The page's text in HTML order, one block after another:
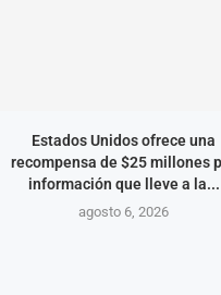
Estados Unidos ofrece una
recompensa de $25 millones
información que lleve a la...
agosto 6, 2026